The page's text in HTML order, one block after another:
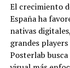
El crecimiento
España ha
nativas
grandes
Posterlab